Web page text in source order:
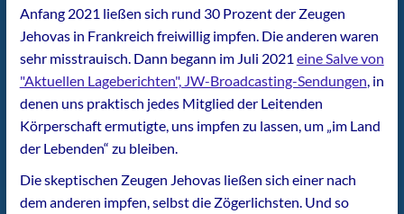
Anfang 2021 ließen sich rund 30 Prozent der Zeugen
Jehovas in Frankreich freiwillig impfen. Die anderen waren
sehr misstrauisch. Dann begann im Juli 2021 eine Salve von
"Aktuellen Lageberichten", JW-Broadcasting-Sendungen, in
denen uns praktisch jedes Mitglied der Leitenden
Körperschaft ermutigte, uns impfen zu lassen, um „im Land
der Lebenden“ zu bleiben.
Die skeptischen Zeugen Jehovas ließen sich einer nach
dem anderen impfen, selbst die Zögerlichsten. Und so